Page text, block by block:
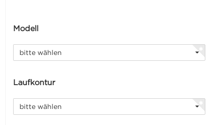
Modell
bitte wählen
Laufkontur
bitte wählen